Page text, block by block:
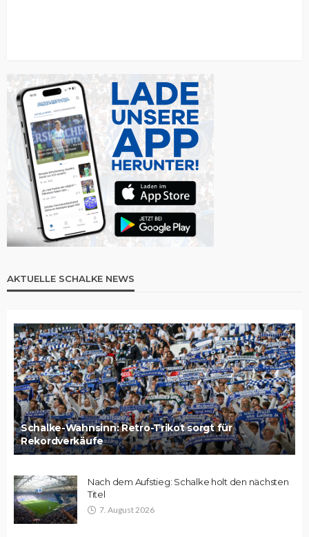
AKTUELLE SCHALKE NEWS
Schalke-Wahnsinn: Retro-Trikot sorgt für
Rekordverkäufe
Nach dem Aufstieg: Schalke holt den nächsten
Titel
7. August 2026